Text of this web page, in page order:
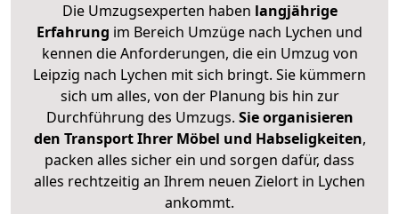
Die Umzugsexperten haben langjährige
Erfahrung im Bereich Umzüge nach Lychen und
kennen die Anforderungen, die ein Umzug von
Leipzig nach Lychen mit sich bringt. Sie kümmern
sich um alles, von der Planung bis hin zur
Durchführung des Umzugs. Sie organisieren
den Transport Ihrer Möbel und Habseligkeiten,
packen alles sicher ein und sorgen dafür, dass
alles rechtzeitig an Ihrem neuen Zielort in Lychen
ankommt.